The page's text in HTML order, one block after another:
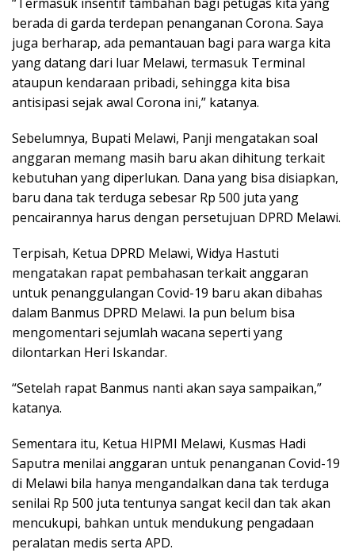
berada di garda terdepan penanganan Corona. Saya
juga berharap, ada pemantauan bagi para warga kita
yang datang dari luar Melawi, termasuk Terminal
ataupun kendaraan pribadi, sehingga kita bisa
antisipasi sejak awal Corona ini,” katanya.
Sebelumnya, Bupati Melawi, Panji mengatakan soal
anggaran memang masih baru akan dihitung terkait
kebutuhan yang diperlukan. Dana yang bisa disiapkan,
baru dana tak terduga sebesar Rp 500 juta yang
pencairannya harus dengan persetujuan DPRD Melawi.
Terpisah, Ketua DPRD Melawi, Widya Hastuti
mengatakan rapat pembahasan terkait anggaran
untuk penanggulangan Covid-19 baru akan dibahas
dalam Banmus DPRD Melawi. Ia pun belum bisa
mengomentari sejumlah wacana seperti yang
dilontarkan Heri Iskandar.
“Setelah rapat Banmus nanti akan saya sampaikan,”
katanya.
Sementara itu, Ketua HIPMI Melawi, Kusmas Hadi
Saputra menilai anggaran untuk penanganan Covid-19
di Melawi bila hanya mengandalkan dana tak terduga
senilai Rp 500 juta tentunya sangat kecil dan tak akan
mencukupi, bahkan untuk mendukung pengadaan
peralatan medis serta APD.